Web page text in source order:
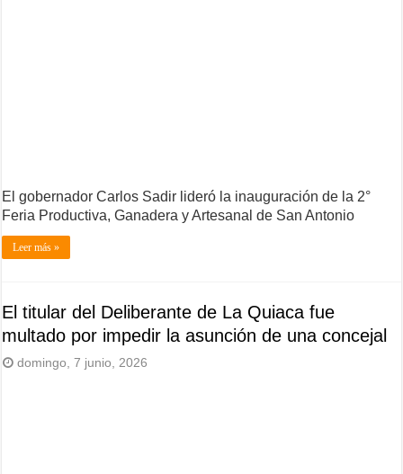
El gobernador Carlos Sadir lideró la inauguración de la 2°
Feria Productiva, Ganadera y Artesanal de San Antonio
Leer más »
El titular del Deliberante de La Quiaca fue
multado por impedir la asunción de una concejal
domingo, 7 junio, 2026